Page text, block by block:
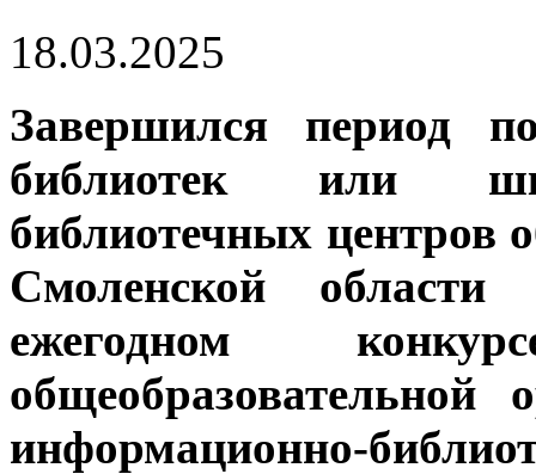
18.03.2025
Завершился период
библиотек или
библиотечных центров
Смоленской
ежегодном
информационно-